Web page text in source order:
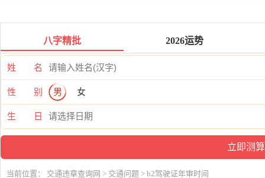
八字精批 2026运势
姓 名
性 别 男 女
生 日
当前位置： 交通违章查询网 > 交通问题 > b2驾驶证年审时间